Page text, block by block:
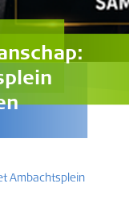
Ambachtsplein